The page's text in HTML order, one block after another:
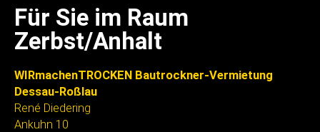
Für Sie im Raum
Zerbst/Anhalt
WIRmachenTROCKEN Bautrockner-Vermietung
Dessau-Roßlau
René Diedering
Ankuhn 10